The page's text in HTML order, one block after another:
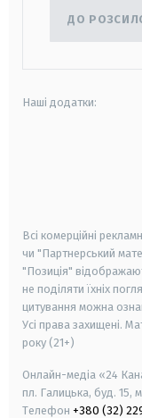
ДО
Наші додатки:
Всі комерційні
чи "Партнерський
"Позиція"
не поділяти їхніх
цитування можна
Усі права захищені.
року (21+)
Онлайн-медіа «24
пл. Галицька, буд. 15,
Телефон +380 (32)